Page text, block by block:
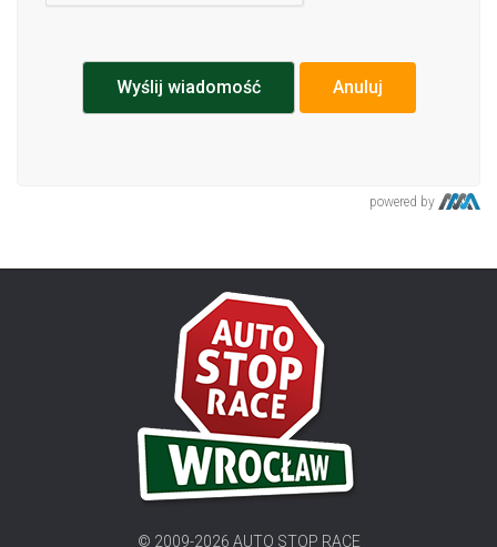
Anuluj
powered by
© 2009-2026 AUTO STOP RACE